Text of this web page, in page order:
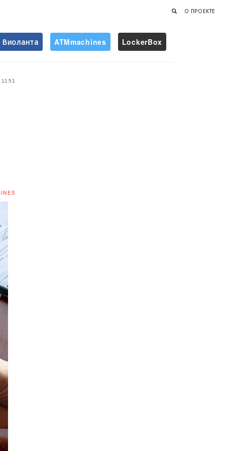
О ПРОЕКТЕ
Виоланта ATMmachines LockerBox
1151